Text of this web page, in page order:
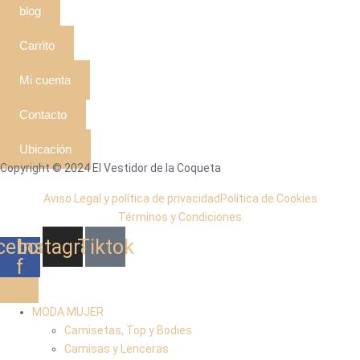
blog
Carrito
Mi cuenta
Contacto
Ubicación
Copyright © 2024 El Vestidor de la Coqueta
Aviso Legal y política de privacidad Política de Cookies
Términos y Condiciones
f
Instagram
Tiktok
MODA MUJER
Camisetas, Top y Bodies
Camisas y Lenceras